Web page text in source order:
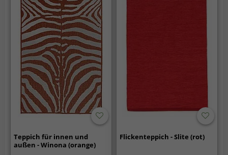
Teppich für innen und
außen - Winona (orange)
Flickenteppich - Slite (rot)